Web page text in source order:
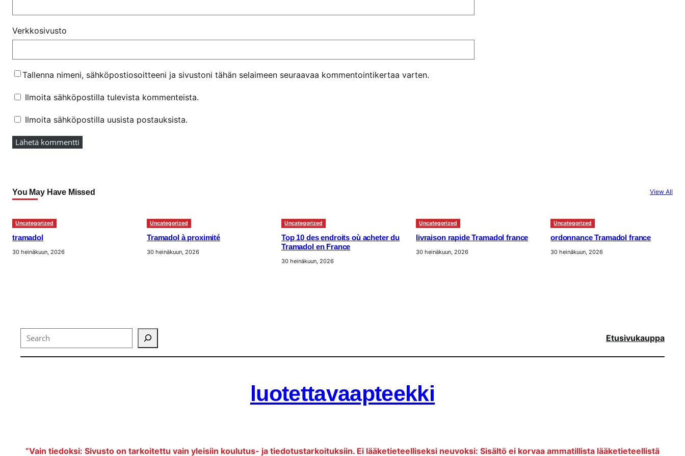
Verkkosivusto
Tallenna nimeni, sähköpostiosoitteeni ja sivustoni tähän selaimeen seuraavaa kommentointikertaa varten.
Ilmoita sähköpostilla tulevista kommenteista.
Ilmoita sähköpostilla uusista postauksista.
You May Have Missed View All
Uncategorized
tramadol
30 heinäkuun, 2026
Uncategorized
Tramadol à proximité
30 heinäkuun, 2026
Uncategorized
Top 10 des endroits où acheter du
Tramadol en France
30 heinäkuun, 2026
Uncategorized
livraison rapide Tramadol france
30 heinäkuun, 2026
Uncategorized
ordonnance Tramadol france
30 heinäkuun, 2026
Search Etusivukauppa
luotettavaapteekki
”Vain tiedoksi: Sivusto on tarkoitettu vain yleisiin koulutus- ja tiedotustarkoituksiin. Ei lääketieteelliseksi neuvoksi: Sisältö ei korvaa ammatillista lääketieteellistä